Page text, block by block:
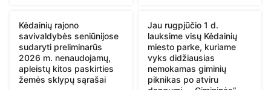
Kėdainių rajono
savivaldybės seniūnijose
sudaryti preliminarūs
2026 m. nenaudojamų,
apleistų kitos paskirties
žemės sklypų sąrašai
Jau rugpjūčio 1 d.
lauksime visų Kėdainių
miesto parke, kuriame
vyks didžiausias
nemokamas giminių
piknikas po atviru